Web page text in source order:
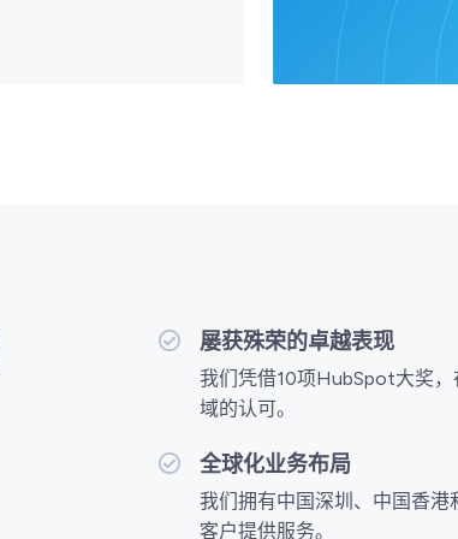
屡获殊荣的卓越表现
我们凭借10项HubSpot大奖
域的认可。
全球化业务布局
我们拥有中国深圳、中国香
客户提供服务。